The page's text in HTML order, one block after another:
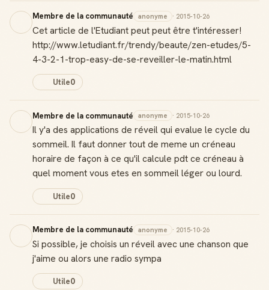
Membre de la communauté anonyme · 2015-10-26
Cet article de l'Etudiant peut peut être t'intéresser!
http://www.letudiant.fr/trendy/beaute/zen-etudes/5-
4-3-2-1-trop-easy-de-se-reveiller-le-matin.html
Utile0
Membre de la communauté anonyme · 2015-10-26
Il y'a des applications de réveil qui evalue le cycle du
sommeil. Il faut donner tout de meme un créneau
horaire de façon à ce qu'il calcule pdt ce créneau à
quel moment vous etes en sommeil léger ou lourd.
Utile0
Membre de la communauté anonyme · 2015-10-26
Si possible, je choisis un réveil avec une chanson que
j'aime ou alors une radio sympa
Utile0
Reconnaissance locale
Deviens une référence dans ta ville
Notifications
Sois notifié quand ton avis aide quelqu'un
Créer mon compte Guide